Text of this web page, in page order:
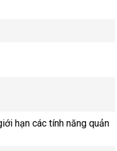
hạn các tính năng quản